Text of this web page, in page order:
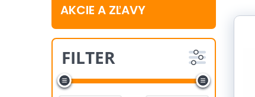
AKCIE A ZĽAVY
FILTER
V